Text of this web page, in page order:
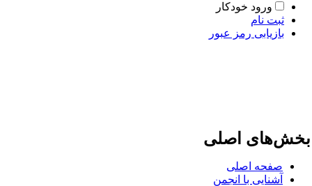
ورود خودکار
ثبت نام
بازیابی رمز عبور
اصلی
صفحه اصلی
آشنایی با انجمن